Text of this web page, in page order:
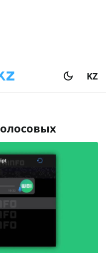
KZ
голосовых